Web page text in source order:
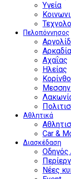
Υγεία
Πελοπόννησος
Αχαΐας
Ηλείας
Αθλητικά
Car &
Διασκέδαση
Οδηγός
Νέες